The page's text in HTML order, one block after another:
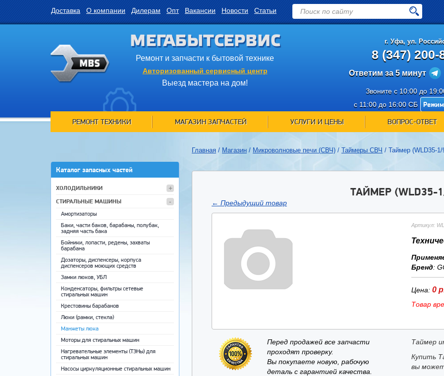
Доставка О компании Дилерам Опт Вакансии Новости Статьи
МЕГАБЫТСЕРВИС
Ремонт и запчасти к бытовой технике
Авторизованный сервисный центр
Выезд мастера на дом!
г. Уфа, ул.
8 (347) 200-
Ответим за 5 минут
Звоните с 10:00 до
с 11:00 до 16:00 СБ
РЕМОНТ ТЕХНИКИ
МАГАЗИН ЗАПЧАСТЕЙ УСЛУГИ И ЦЕНЫ ВОПРОС-ОТВЕТ
Каталог запасных частей
ХОЛОДИЛЬНИКИ
СТИРАЛЬНЫЕ МАШИНЫ
Амортизаторы
Баки, части баков, барабаны, полубак,
задняя часть бака
Бойники, лопасти, редены, захваты
барабана
Дозаторы, диспенсеры, корпуса
диспенсеров моющих средств
Замки люков, УБЛ
Конденсаторы, фильтры сетевые
стиральных машин
Крестовины барабанов
Люки (рамки, стекла)
Манжеты люка
Моторы для стиральных машин
Нагревательные элементы (ТЭНы) для
стиральных машин
Насосы циркуляционные стиральных машин
Главная / Магазин / Микроволновые печи (СВЧ) / Таймеры СВЧ / Таймер (WLD35-1/
ТАЙМЕР (WLD35-
← Предыдущий товар
Артикул:
Бренд:
Цена: 0
Товар
Перед продажей все запчасти
проходят проверку.
Вы покупаете новую, рабочую
деталь с гарантией качества.
Таймер
Купить
вы